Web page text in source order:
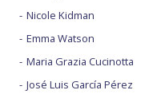
Nicole Kidman
Emma Watson
Maria Grazia Cucinotta
José Luis García Pérez